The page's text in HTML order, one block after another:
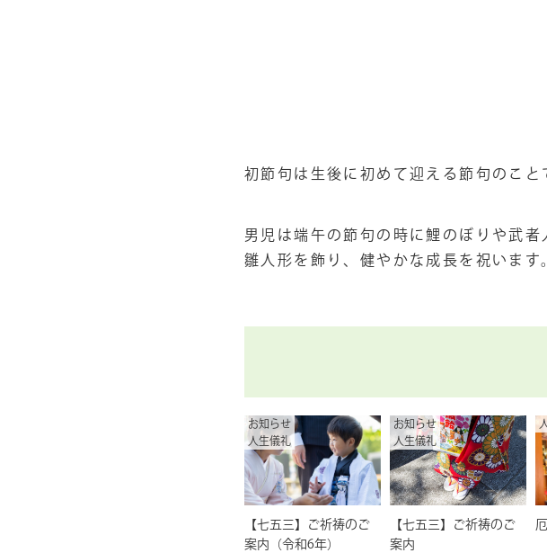
初節句は生後に初めて迎える節句のこと
男児は端午の節句の時に鯉のぼりや武
雛人形を飾り、健やかな成長を祝います
お知らせ
人生儀礼
【七五三】ご祈祷のご
案内（令和6年）
お知らせ
人生儀礼
【七五三】ご祈祷のご
案内